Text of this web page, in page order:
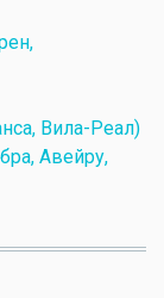
Вила-Реал)
Авейру,